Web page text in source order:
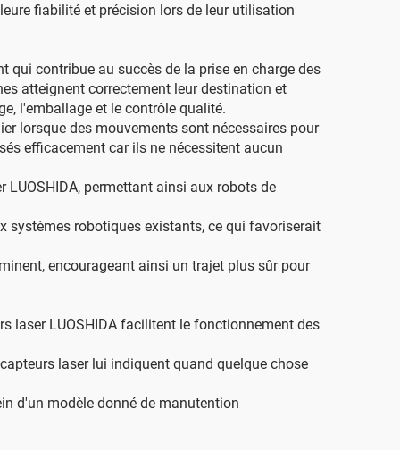
fiabilité et précision lors de leur utilisation
qui contribue au succès de la prise en charge des
atteignent correctement leur destination et
l'emballage et le contrôle qualité.
lorsque des mouvements sont nécessaires pour
efficacement car ils ne nécessitent aucun
LUOSHIDA, permettant ainsi aux robots de
systèmes robotiques existants, ce qui favoriserait
encourageant ainsi un trajet plus sûr pour
laser LUOSHIDA facilitent le fonctionnement des
laser lui indiquent quand quelque chose
d'un modèle donné de manutention